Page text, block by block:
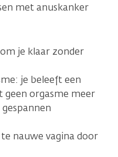
met anuskanker
je klaar zonder
je beleeft een
geen orgasme meer
nauwe vagina door